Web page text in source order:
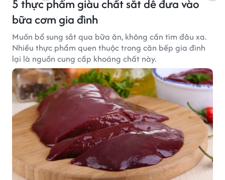
5 thực phẩm giàu chất sắt dễ đưa vào
bữa cơm gia đình
Muốn bổ sung sắt qua bữa ăn, không cần tìm đâu xa.
Nhiều thực phẩm quen thuộc trong căn bếp gia đình
lại là nguồn cung cấp khoáng chất này.